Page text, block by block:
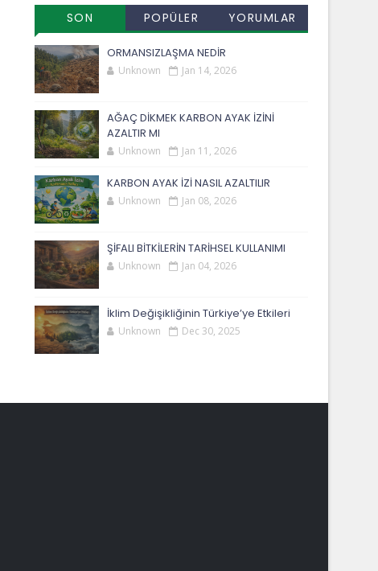
SON
EKLENENLER
POPÜLER
YORUMLAR
ORMANSIZLAŞMA NEDİR
Unknown Jan 14, 2026
AĞAÇ DİKMEK KARBON AYAK İZİNİ
AZALTIR MI
Unknown Jan 11, 2026
KARBON AYAK İZİ NASIL AZALTILIR
Unknown Jan 08, 2026
ŞİFALI BİTKİLERİN TARİHSEL KULLANIMI
Unknown Jan 04, 2026
İklim Değişikliğinin Türkiye’ye Etkileri
Unknown Dec 30, 2025